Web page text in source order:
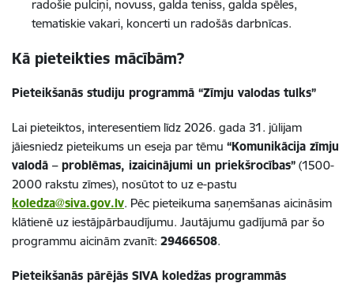
radošie pulciņi, novuss, galda teniss, galda spēles,
tematiskie vakari, koncerti un radošās darbnīcas.
Kā pieteikties mācībām?
Pieteikšanās studiju programmā “Zīmju valodas tulks”
Lai pieteiktos, interesentiem līdz 2026. gada 31. jūlijam
jāiesniedz pieteikums un eseja par tēmu “Komunikācija zīmju
valodā – problēmas, izaicinājumi un priekšrocības” (1500-
2000 rakstu zīmes), nosūtot to uz e-pastu
koledza@siva.gov.lv. Pēc pieteikuma saņemšanas aicināsim
klātienē uz iestājpārbaudījumu. Jautājumu gadījumā par šo
programmu aicinām zvanīt: 29466508.
Pieteikšanās pārējās SIVA koledžas programmās